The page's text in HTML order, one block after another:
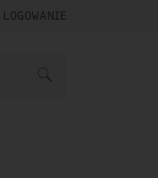
LOGOWANIE